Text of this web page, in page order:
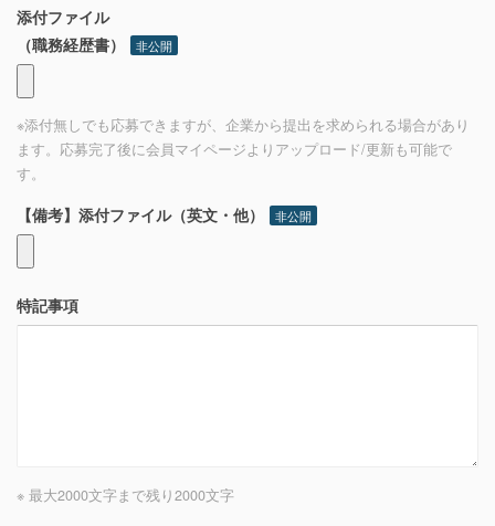
添付ファイル
（職務経歴書）
非公開
※添付無しでも応募できますが、企業から提出を求められる場合があり
ます。応募完了後に会員マイページよりアップロード/更新も可能で
す。
【備考】添付ファイル（英文・他） 非公開
特記事項
※ 最大2000文字まで残り2000文字